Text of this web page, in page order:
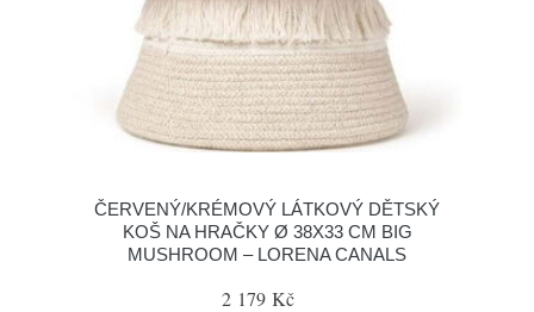
ČERVENÝ/KRÉMOVÝ LÁTKOVÝ DĚTSKÝ
KOŠ NA HRAČKY Ø 38X33 CM BIG
MUSHROOM – LORENA CANALS
2 179 Kč